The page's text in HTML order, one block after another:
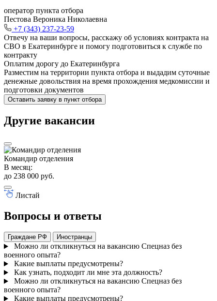
оператор пункта отбора
Пестова Вероника Николаевна
+7 (343) 237-23-59
Отвечу на ваши вопросы, расскажу об условиях контракта на
СВО в Екатеринбурге и помогу подготовиться к службе по
контракту
Оплатим дорогу до Екатеринбурга
Разместим на территории пункта отбора и выдадим суточные
денежные довольствия на время прохождения медкомиссии и
подготовки документов
Оставить заявку в пункт отбора
Другие вакансии
Командир отделения
В месяц:
до 238 000 руб.
Листай
Вопросы и ответы
Граждане РФ Иностранцы
Можно ли откликнуться на вакансию Спецназ без
военного опыта?
Какие выплаты предусмотрены?
Как узнать, подходит ли мне эта должность?
Можно ли откликнуться на вакансию Спецназ без
военного опыта?
Какие выплаты предусмотрены?